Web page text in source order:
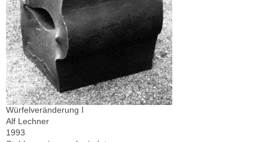
Würfelveränderung I
Alf Lechner
1993